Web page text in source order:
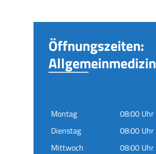
Öffnungszeiten:
Allgemeinmedizin
Montag
08:00
Dienstag
08:00
Mittwoch
08:00